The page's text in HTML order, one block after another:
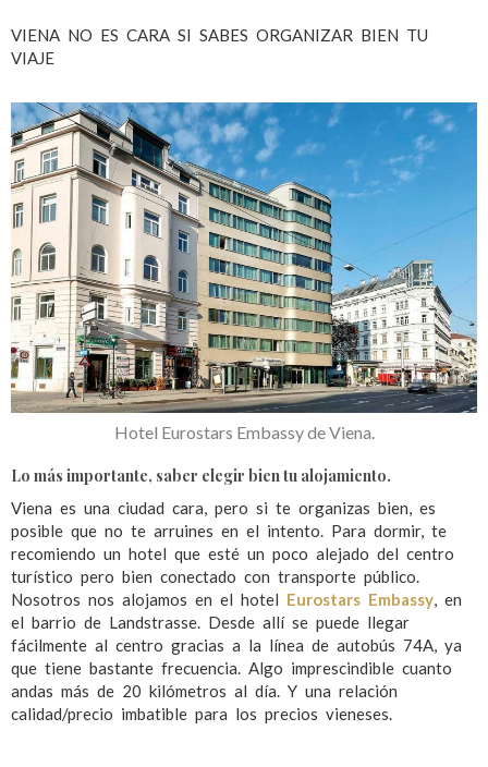
VIENA NO ES CARA SI SABES ORGANIZAR BIEN TU
VIAJE
Hotel Eurostars Embassy de Viena.
Lo más importante, saber elegir bien tu alojamiento.
Viena es una ciudad cara, pero si te organizas bien, es
posible que no te arruines en el intento. Para dormir, te
recomiendo un hotel que esté un poco alejado del centro
turístico pero bien conectado con transporte público.
Nosotros nos alojamos en el hotel Eurostars Embassy , en
el barrio de Landstrasse. Desde allí se puede llegar
fácilmente al centro gracias a la línea de autobús 74A, ya
que tiene bastante frecuencia. Algo imprescindible cuanto
andas más de 20 kilómetros al día. Y una relación
calidad/precio imbatible para los precios vieneses.